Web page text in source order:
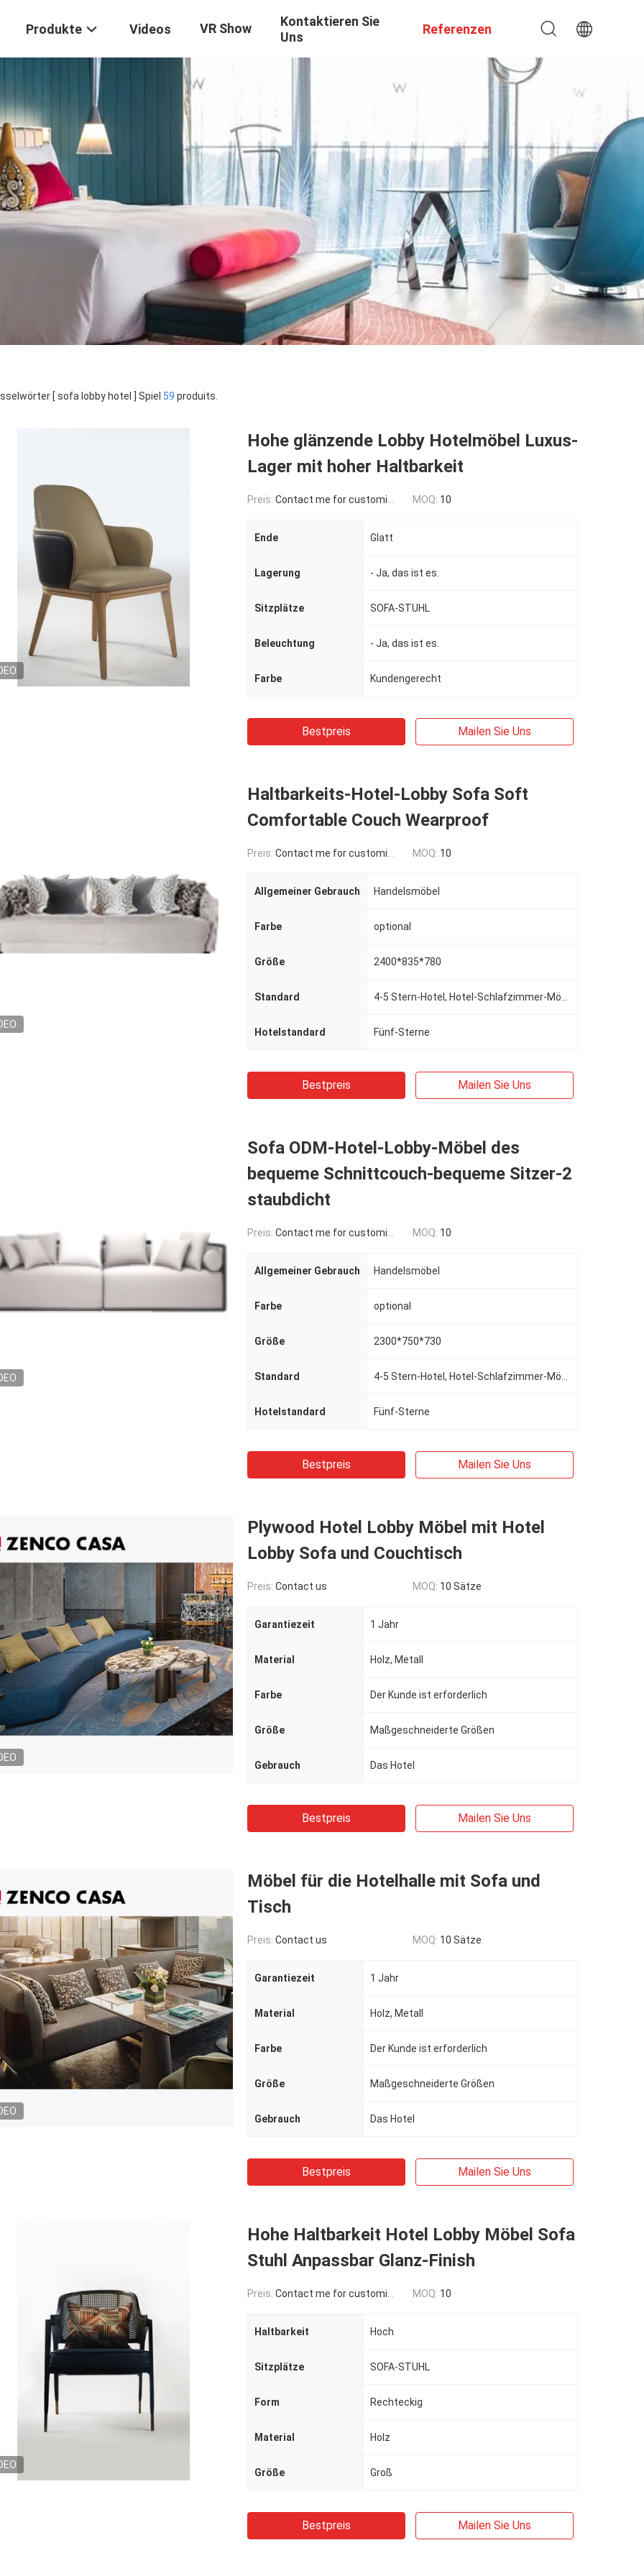
Produkte Videos VR Show
Kontaktieren Sie
Uns
Referenzen
[ sofa lobby hotel ] Spiel 59 produits.
Hohe glänzende Lobby Hotelmöbel Luxus-
Lager mit hoher Haltbarkeit
Preis: Contact me for customized MOQ: 10
Ende Glatt
Lagerung - Ja, das ist es.
Sitzplätze SOFA-STUHL
Beleuchtung - Ja, das ist es.
Farbe Kundengerecht
Bestpreis Mailen Sie Uns
Haltbarkeits-Hotel-Lobby Sofa Soft
Comfortable Couch Wearproof
Preis: Contact me for customized MOQ: 10
Allgemeiner Gebrauch Handelsmöbel
Farbe optional
Größe 2400*835*780
Standard
Hotelstandard Fünf-Sterne
Bestpreis Mailen Sie Uns
Sofa ODM-Hotel-Lobby-Möbel des
bequeme Schnittcouch-bequeme Sitzer-2
staubdicht
Preis: Contact me for customized MOQ: 10
Allgemeiner Gebrauch Handelsmöbel
Farbe optional
Größe 2300*750*730
Standard
Hotelstandard Fünf-Sterne
Bestpreis Mailen Sie Uns
Plywood Hotel Lobby Möbel mit Hotel
Lobby Sofa und Couchtisch
Preis: Contact us MOQ: 10 Sätze
Garantiezeit 1 Jahr
Material Holz, Metall
Farbe Der Kunde ist erforderlich
Größe Maßgeschneiderte Größen
Gebrauch Das Hotel
Bestpreis Mailen Sie Uns
Möbel für die Hotelhalle mit Sofa und
Tisch
Preis: Contact us MOQ: 10 Sätze
Garantiezeit 1 Jahr
Material Holz, Metall
Farbe Der Kunde ist erforderlich
Größe Maßgeschneiderte Größen
Gebrauch Das Hotel
Bestpreis Mailen Sie Uns
Hohe Haltbarkeit Hotel Lobby Möbel Sofa
Stuhl Anpassbar Glanz-Finish
Preis: Contact me for customized MOQ: 10
Haltbarkeit Hoch
Sitzplätze SOFA-STUHL
Form Rechteckig
Material Holz
Größe Groß
Bestpreis Mailen Sie Uns